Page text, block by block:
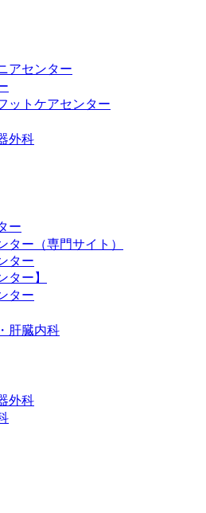
アセンター
ットケアセンター
外科
ー
ター（専門サイト）
ター
ター】
ター
肝臓内科
外科